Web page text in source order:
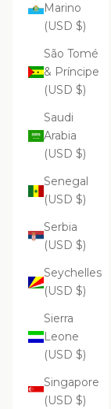
Marino
(USD $)
São Tomé
& Príncipe
(USD $)
Saudi
Arabia
(USD $)
Senegal
(USD $)
Serbia
(USD $)
Seychelles
(USD $)
Sierra
Leone
(USD $)
Singapore
(USD $)